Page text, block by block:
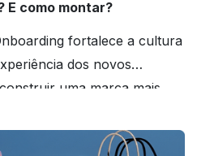
E como montar?
fortalece a cultura
dos novos
uma marca mais